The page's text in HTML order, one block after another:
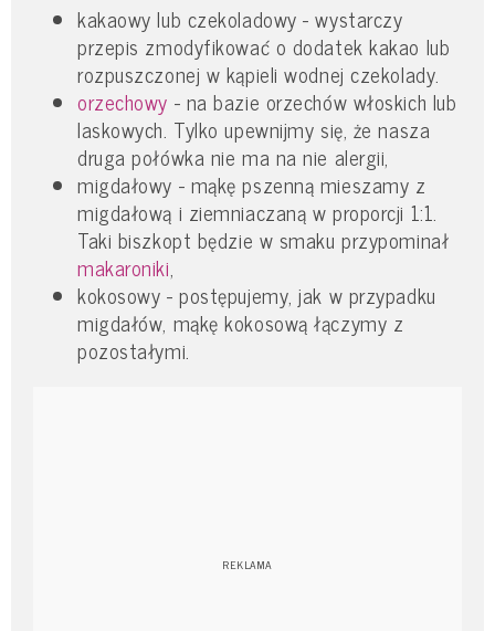
kakaowy lub czekoladowy - wystarczy
przepis zmodyfikować o dodatek kakao lub
rozpuszczonej w kąpieli wodnej czekolady.
orzechowy - na bazie orzechów włoskich lub
laskowych. Tylko upewnijmy się, że nasza
druga połówka nie ma na nie alergii,
migdałowy - mąkę pszenną mieszamy z
migdałową i ziemniaczaną w proporcji 1:1.
Taki biszkopt będzie w smaku przypominał
makaroniki,
kokosowy - postępujemy, jak w przypadku
migdałów, mąkę kokosową łączymy z
pozostałymi.